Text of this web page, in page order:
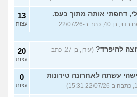
דחפתי אותה מתוך כעס.
(אלכס, שם בדוי, בן 40, כתב ב-22/07/26
13
עצות
להיפרד?
(עידן, בן 27, כתב
20
עצות
עשתה לאחרונה טירונות
0
עצות